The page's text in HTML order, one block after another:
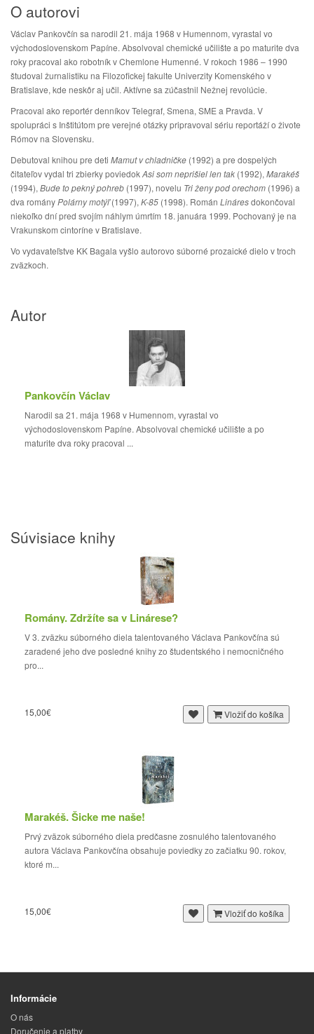
O autorovi
Václav Pankovčín sa narodil 21. mája 1968 v Humennom, vyrastal vo
východoslovenskom Papíne. Absolvoval chemické učilište a po maturite dva
roky pracoval ako robotník v Chemlone Humenné. V rokoch 1986 – 1990
študoval žurnalistiku na Filozofickej fakulte Univerzity Komenského v
Bratislave, kde neskôr aj učil. Aktívne sa zúčastnil Nežnej revolúcie.
Pracoval ako reportér denníkov Telegraf, Smena, SME a Pravda. V
spolupráci s Inštitútom pre verejné otázky pripravoval sériu reportáží o živote
Rómov na Slovensku.
Debutoval knihou pre deti Mamut v chladničke (1992) a pre dospelých
čitateľov vydal tri zbierky poviedokAsi som neprišiel len tak (1992), Marakéš
(1994), Bude to pekný pohreb (1997), novelu Tri ženy pod orechom (1996) a
dva rományPolárny motýľ(1997), K-85 (1998). Román Lináresdokončoval
niekoľko dní pred svojím náhlym úmrtím 18. januára 1999. Pochovaný je na
Vrakunskom cintoríne v Bratislave.
Vo vydavateľstve KK Bagala vyšlo autorovo súborné prozaické dielo v troch
zväzkoch.
Autor
Pankovčín Václav
Narodil sa 21. mája 1968 v Humennom, vyrastal vo
východoslovenskom Papíne. Absolvoval chemické učilište a po
maturite dva roky pracoval ...
Súvisiace knihy
Romány. Zdržíte sa v Linárese?
V 3. zväzku súborného diela talentovaného Václava Pankovčína sú
zaradené jeho dve posledné knihy zo študentského i nemocničného
pro...
15,00€ Vložiť do košíka
Marakéš. Šicke me naše!
Prvý zväzok súborného diela predčasne zosnulého talentovaného
autora Václava Pankovčína obsahuje poviedky zo začiatku 90. rokov,
ktoré m...
15,00€ Vložiť do košíka
Informácie
O nás
Doručenie a platby